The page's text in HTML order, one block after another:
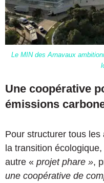
Le MIN des Arnavaux
Une coopérative
émissions
Pour structurer tous
la transition
autre « projet phare »,
une coopérative de